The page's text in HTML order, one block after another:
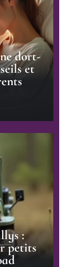
dort-
et
:
petits